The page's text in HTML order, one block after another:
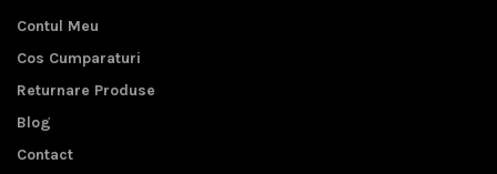
Contul Meu
Cos Cumparaturi
Returnare Produse
Blog
Contact